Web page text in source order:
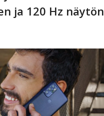
ja 120 Hz näytön